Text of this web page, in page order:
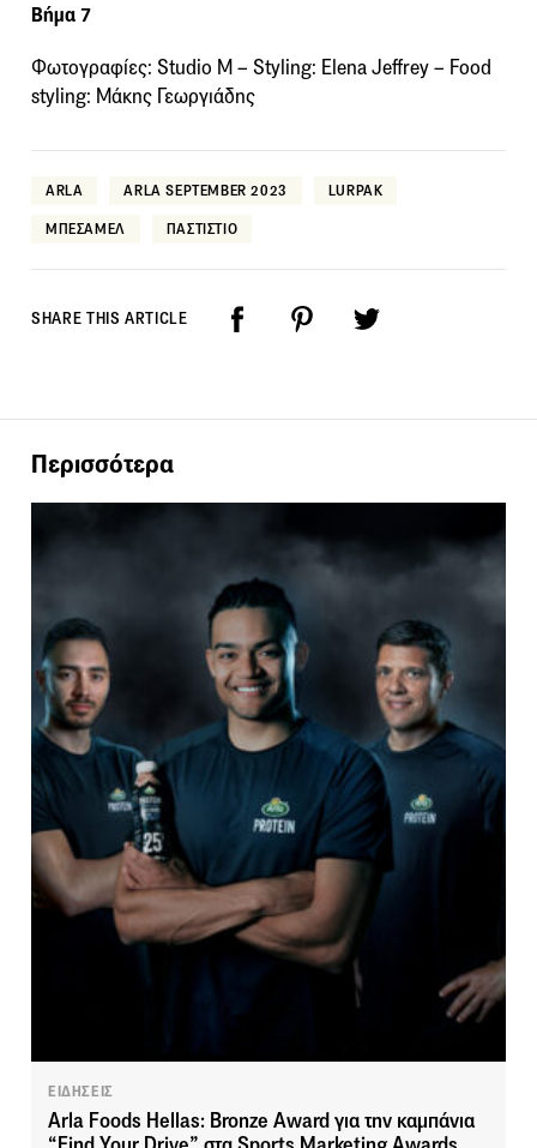
Βήμα 7
Φωτογραφίες: Studio M – Styling: Elena Jeffrey – Food
styling: Μάκης Γεωργιάδης
ARLA ARLA SEPTEMBER 2023 LURPAK
ΜΠΕΣΑΜΕΛ ΠΑΣΤΙΣΤΙΟ
SHARE THIS ARTICLE
Περισσότερα
ΕΙΔΗΣΕΙΣ
Arla Foods Hellas: Bronze Award για την καμπάνια